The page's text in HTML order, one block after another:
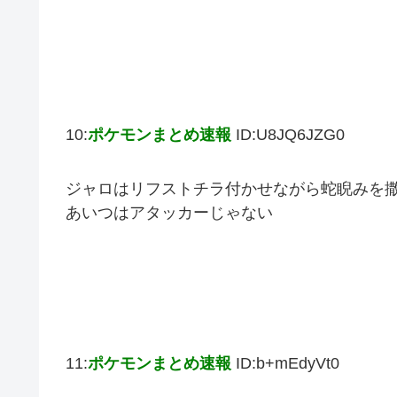
10:ポケモンまとめ速報 ID:U8JQ6JZG0
ジャロはリフストチラ付かせながら蛇睨みを
あいつはアタッカーじゃない
11:ポケモンまとめ速報 ID:b+mEdyVt0